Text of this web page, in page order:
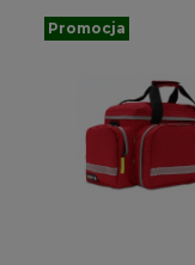
Promocja